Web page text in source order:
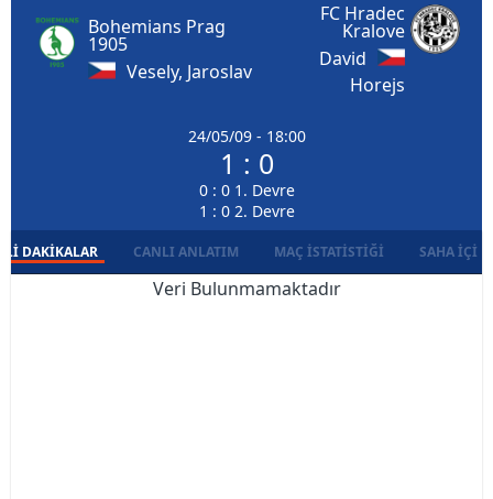
Bohemians Prag
1905
Vesely, Jaroslav
24/05/09 - 18:00
1 : 0
0 : 0 1. Devre
1 : 0 2. Devre
FC Hradec
Kralove
David
Horejs
DAKIKALAR CANLI ANLATIM MAÇ İSTATISTIĞI SAHA İÇI
Veri Bulunmamaktadır